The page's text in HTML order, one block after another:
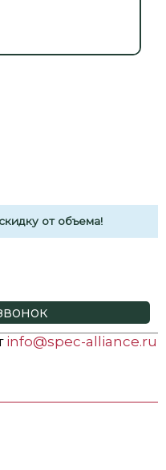
от объема!
info@spec-alliance.ru